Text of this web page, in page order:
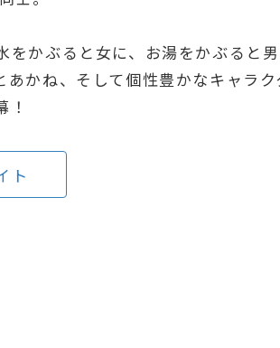
かぶると女に、お湯をかぶると男
かね、そして個性豊かなキャラ
ト